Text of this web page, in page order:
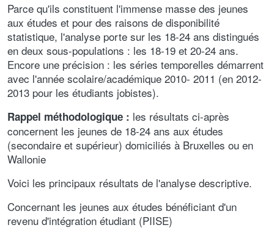
Parce qu'ils constituent l'immense masse des jeunes
aux études et pour des raisons de disponibilité
statistique, l'analyse porte sur les 18-24 ans distingués
en deux sous-populations : les 18-19 et 20-24 ans.
Encore une précision : les séries temporelles démarrent
avec l'année scolaire/académique 2010- 2011 (en 2012-
2013 pour les étudiants jobistes).
Rappel méthodologique : les résultats ci-après
concernent les jeunes de 18-24 ans aux études
(secondaire et supérieur) domiciliés à Bruxelles ou en
Wallonie
Voici les principaux résultats de l'analyse descriptive.
Concernant les jeunes aux études bénéficiant d'un
revenu d'intégration étudiant (PIISE)